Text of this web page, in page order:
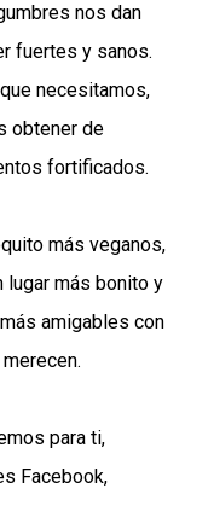
nos dan
fuertes y sanos.
necesitamos,
obtener de
fortificados.
más veganos,
lugar más bonito y
amigables con
para ti,
Facebook,